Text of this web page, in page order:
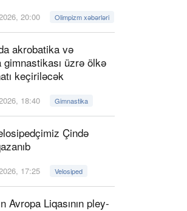
20:00 Olimpizm xəbərləri
akrobatika və
gimnastikası üzrə ölkə
keçiriləcək
18:40 Gimnastika
Çində
17:25 Velosiped
Avropa Liqasının pley-